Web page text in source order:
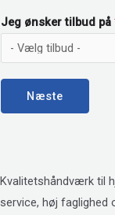
Jeg ønsker tilbud på
Næste
Kvalitetshåndværk til
service, høj faglighed